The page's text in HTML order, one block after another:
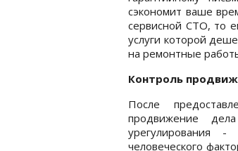
сэкономит ваше
сервисной СТО, то
услуги которой
на ремонтные
Контроль
После
продвижение
урегулирования -
человеческого